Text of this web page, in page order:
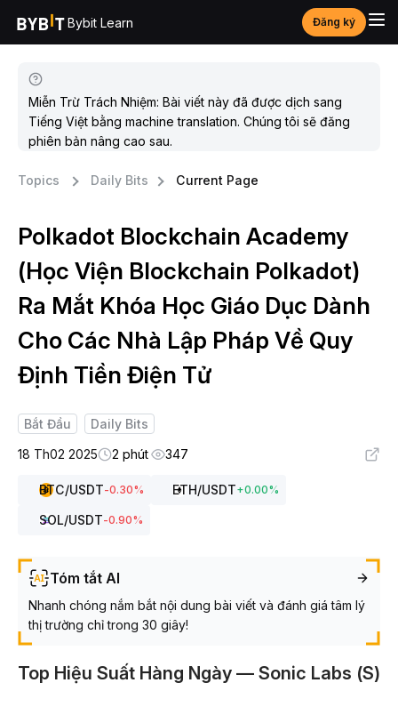
Bybit Learn Đăng ký
Miễn Trừ Trách Nhiệm: Bài viết này đã được dịch sang
Tiếng Việt bằng machine translation. Chúng tôi sẽ đăng
phiên bản nâng cao sau.
Topics Daily Bits Current Page
Polkadot Blockchain Academy
(Học Viện Blockchain Polkadot)
Ra Mắt Khóa Học Giáo Dục Dành
Cho Các Nhà Lập Pháp Về Quy
Định Tiền Điện Tử
Bắt Đầu
Daily Bits
18 Th02 2025
2 phút 347
BTC/USDT-0.30% ETH/USDT+0.00%
SOL/USDT-0.90%
Tóm tắt AI
Nhanh chóng nắm bắt nội dung bài viết và đánh giá tâm lý
thị trường chỉ trong 30 giây!
Top Hiệu Suất Hàng Ngày — Sonic Labs (S)